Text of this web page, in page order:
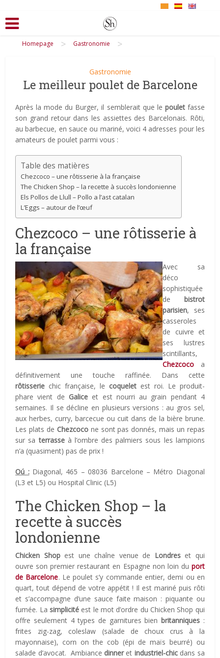
Homepage > Gastronomie >
Gastronomie
Le meilleur poulet de Barcelone
Après la mode du Burger, il semblerait que le pouletfasse
son grand retour dans les assiettes des Barcelonais. Rôti,
au barbecue, en sauce ou mariné, voici 4 adresses pour les
amateurs de poulet parmi vous :
Table des matières
Chezcoco – une rôtisserie à la française
The Chicken Shop – la recette à succès londonienne
Els Pollos de Llull – Pollo a l’ast catalan
L’Eggs – autour de l’œuf
Chezcoco – une rôtisserie à
la française
Avec sa
déco
sophistiquée
de bistrot
parisien, ses
casseroles
de cuivre et
ses lustres
scintillants,
Chezcoco a
définitivement une touche raffinée. Dans cette
rôtisserie chic française, le coquelet est roi. Le produit-
phare vient de Galiceet est nourri au grain pendant 4
semaines. Il se décline en plusieurs versions : au gros sel,
aux herbes, curry, barcecue ou cuit dans de la bière brune.
Les plats de Chezcocone sont pas donnés, mais un repas
sur saterrasseà l’ombre des palmiers sous les lampions
n’a (quasiment) pas de prix !
Oú :Diagonal, 465 – 08036 Barcelone – Métro Diagonal
(L3 et L5) ou Hospital Clinic (L5)
The Chicken Shop – la
recette à succès
londonienne
Chicken Shopest une chaîne venue de Londreset qui
ouvre son premier restaurant en Espagne non loin du port
de Barcelone. Le poulet s’y commande entier, demi ou en
quart, tout dépend de votre appétit ! Il est mariné puis rôti
et s’accompagne d’une sauce faite maison : piquante ou
fumée. La simplicitéest le mot d’ordre du Chicken Shop qui
offre seulement 4 types de garnitures bienbritanniques :
frites zig-zag, coleslaw (salade de choux crus à la
mayonnaise), corn on the cob (épi de maïs beurré) ou
salade d’avocat. Ambiance dinneret industriel-chicdans sa